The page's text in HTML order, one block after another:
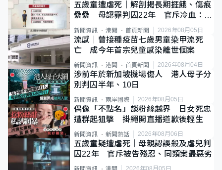
五歲童遭虐死｜解剖揭長期捱餓、傷痕
纍纍 母認罪判囚22年 官斥冷血：同
類案最惡劣
新聞資訊 港聞 首頁新聞 2026年08月05日
流感｜曾接種疫苗七歲男童染甲流死
亡 成今年首宗兒童感染離世個案
新聞資訊 港聞 首頁新聞 2026年08月04日
涉前年於新加坡機場傷人 港人母子分
別判囚半年、10日
新聞資訊 兩岸國際 2026年08月05日
偶像「不點名」談粉絲越界 日女死忠
遭群起狙擊 掛繩開直播道歉後輕生
新聞資訊 新聞熱話 2026年08月06日
五歲童疑遭虐死｜母親認誤殺及虐兒判
囚22年 官斥被告殘忍、同類案最惡劣